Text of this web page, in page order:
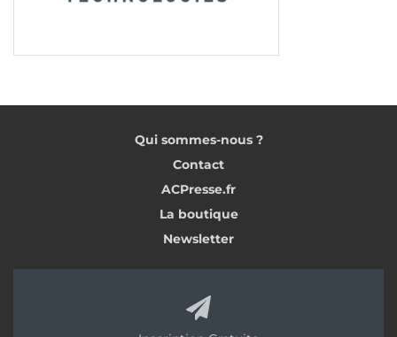
Qui sommes-nous ?
Contact
ACPresse.fr
La boutique
Newsletter